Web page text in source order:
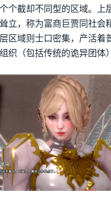
个截却不同型的区域。上
立，称为富商巨贾同社会
区域则士口密集，产活着
织（包括传统的诡异团体